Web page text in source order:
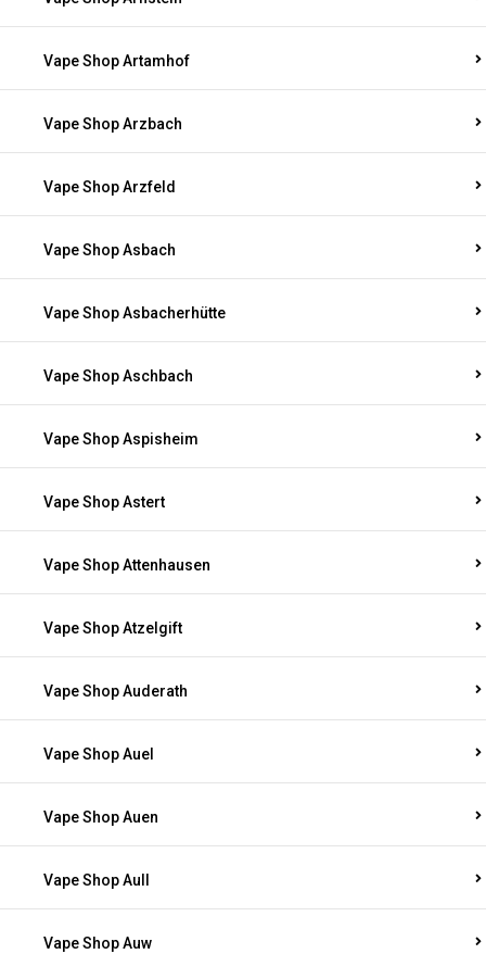
Vape Shop Artamhof
Vape Shop Arzbach
Vape Shop Arzfeld
Vape Shop Asbach
Vape Shop Asbacherhütte
Vape Shop Aschbach
Vape Shop Aspisheim
Vape Shop Astert
Vape Shop Attenhausen
Vape Shop Atzelgift
Vape Shop Auderath
Vape Shop Auel
Vape Shop Auen
Vape Shop Aull
Vape Shop Auw